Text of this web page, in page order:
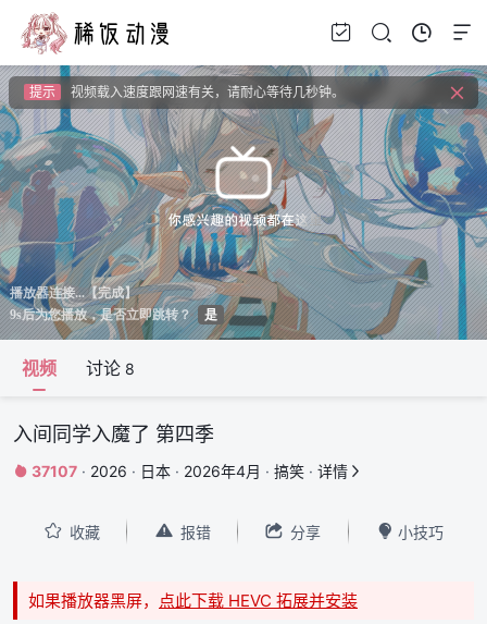
提示
如果无法播放请安装HEVC拓展，具体请百度
提示
提示
视频载入速度跟网速有关，请耐心等待几秒钟。
提示
如果无法播放请安装HEVC拓展，具体请百度
视频 讨论 8
入间同学入魔了 第四季
 37107 · 2026 · 日本 · 2026年4月 · 搞笑 · 详情 
 收藏  报错  分享  小技巧
如果播放器黑屏， 点此下载 HEVC 拓展并安装